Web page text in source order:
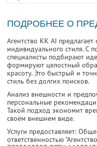
ПОДРОБНЕЕ О
Агентство KK AI
индивидуального стиля. С
специалисты подбирают
формируют целостный
красоту. Это быстрый и
стиль без долгих поисков.
Анализ внешности и
персональные
Такой подход экономит
своём внешнем виде.
Услуги предоставляет:
ответственностью